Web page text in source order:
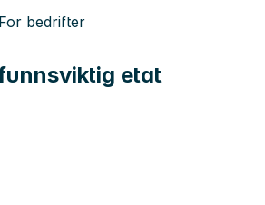
For bedrifter
etat